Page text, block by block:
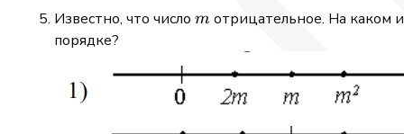
Известно, что число m
m отрицательное. На каком
порядке?